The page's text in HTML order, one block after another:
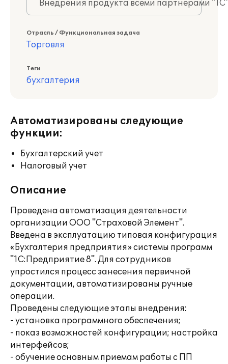
Внедрения продукта всеми партнерами
Отрасль / Функциональная задача
Торговля
Теги
бухгалтерия
Автоматизированы следующие
функции:
Бухгалтерский учет
Налоговый учет
Описание
Проведена автоматизация деятельности
организации ООО "Страховой Элемент".
Введена в эксплуатацию типовая конфигурация
«Бухгалтерия предприятия» системы программ
"1С:Предприятие 8". Для сотрудников
упростился процесс занесения первичной
документации, автоматизированы ручные
операции.
Проведены следующие этапы внедрения:
- установка программного обеспечения;
- показ возможностей конфигурации; настройка
интерфейсов;
- обучение основным приемам работы с ПП